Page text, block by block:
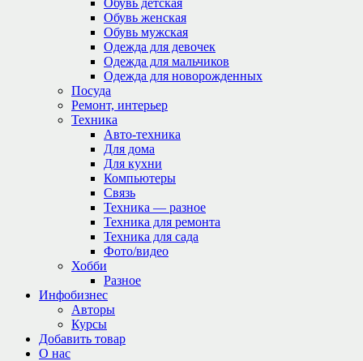
Обувь детская
Обувь женская
Обувь мужская
Одежда для девочек
Одежда для мальчиков
Одежда для новорожденных
Посуда
Ремонт, интерьер
Техника
Авто-техника
Для дома
Для кухни
Компьютеры
Связь
Техника — разное
Техника для ремонта
Техника для сада
Фото/видео
Хобби
Разное
Инфобизнес
Авторы
Курсы
Добавить товар
О нас